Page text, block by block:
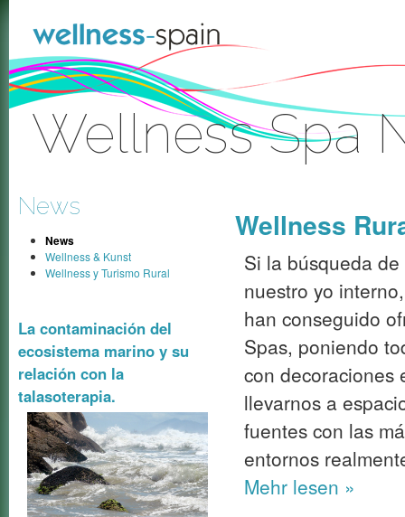
Wellness Spa
News
News
Wellness & Kunst
Wellness y Turismo Rural
La contaminación del
ecosistema marino y su
relación con la
talasoterapia.
Wellness
Si la búsqueda
nuestro yo
han conseguido
Spas, poniendo
con decoraciones
llevarnos a
fuentes con las
entornos
Mehr lesen »